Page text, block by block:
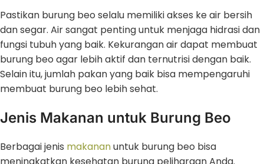
Pastikan burung beo selalu memiliki akses ke air bersih
dan segar. Air sangat penting untuk menjaga hidrasi dan
fungsi tubuh yang baik. Kekurangan air dapat membuat
burung beo agar lebih aktif dan ternutrisi dengan baik.
Selain itu, jumlah pakan yang baik bisa mempengaruhi
membuat burung beo lebih sehat.
Jenis Makanan untuk Burung Beo
Berbagai jenis makananuntuk burung beo bisa